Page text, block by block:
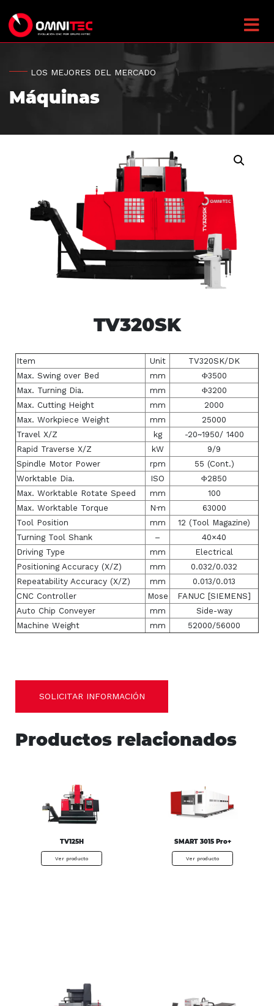
LOS MEJORES DEL MERCADO
Máquinas
TV320SK
Item Unit
TV320SK/DK
Max. Swing over Bed
mm
Φ3500
Max. Turning Dia.
mm
Φ3200
Max. Cutting Height
mm
2000
Max. Workpiece Weight
mm
25000
Travel X/Z
kg
-20~1950/ 1400
Rapid Traverse X/Z
kW
9/9
Spindle Motor Power
rpm
55 (Cont.)
Worktable Dia.
ISO
Φ2850
Max. Worktable Rotate Speed
mm
100
Max. Worktable Torque
N·m
63000
Tool Position
mm
12 (Tool Magazine)
Turning Tool Shank
–
40×40
Driving Type
mm
Electrical
Positioning Accuracy (X/Z)
mm
0.032/0.032
Repeatability Accuracy (X/Z)
mm
0.013/0.013
CNC Controller
Mose
FANUC [SIEMENS]
Auto Chip Conveyer
mm
Side-way
Machine Weight
mm 52000/56000
SOLICITAR INFORMACIÓN
Productos relacionados
TV125H
Ver producto
SMART 3015 Pro+
Ver producto